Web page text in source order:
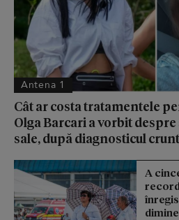
Antena 1
Cât ar costa tratamentele
Olga Barcari a vorbit
sale, după diagnosticul crunt
A